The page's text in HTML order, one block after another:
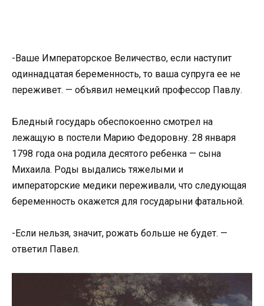
-Ваше Императорское Величество, если наступит
одиннадцатая беременность, то ваша супруга ее не
переживет. — объявил немецкий профессор Павлу.
Бледный государь обеспокоенно смотрел на
лежащую в постели Марию Федоровну. 28 января
1798 года она родила десятого ребенка — сына
Михаила. Роды выдались тяжелыми и
императорские медики переживали, что следующая
беременность окажется для государыни фатальной.
-Если нельзя, значит, рожать больше не будет. —
ответил Павел.